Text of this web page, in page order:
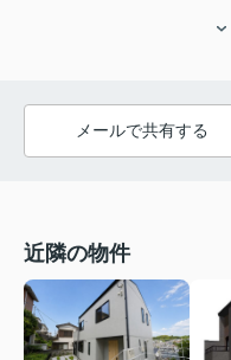
メールで共有する
近隣の物件